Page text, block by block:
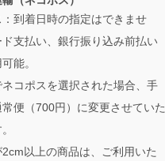
：到着日時の指定はできませ
ド支払い、銀行振り込み前払い
能。
コポスを選択された場合、手
便（700円）に変更させていた
以上の商品は、ご利用いた